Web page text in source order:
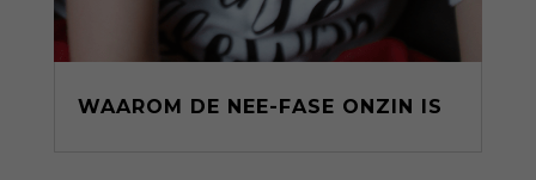
WAAROM DE NEE-FASE ONZIN IS